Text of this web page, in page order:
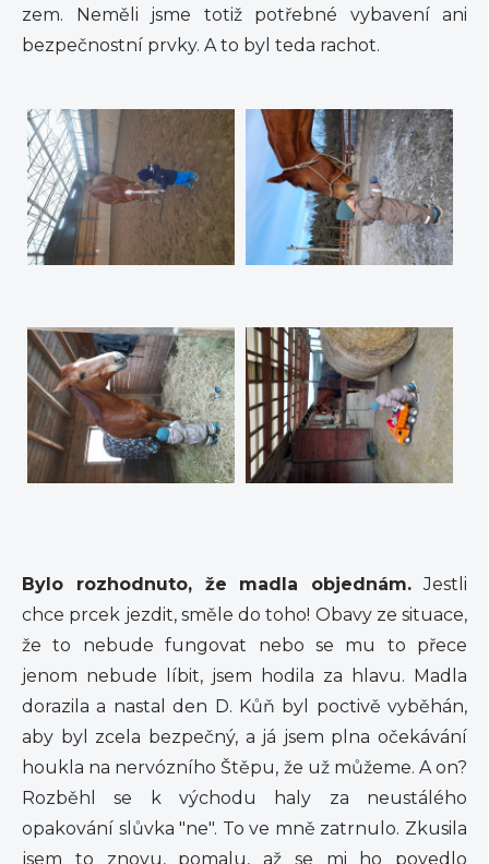
zem. Neměli jsme totiž potřebné vybavení ani
bezpečnostní prvky. A to byl teda rachot.
Bylo rozhodnuto, že madla objednám. Jestli
chce prcek jezdit, směle do toho! Obavy ze situace,
že to nebude fungovat nebo se mu to přece
jenom nebude líbit, jsem hodila za hlavu. Madla
dorazila a nastal den D. Kůň byl poctivě vyběhán,
aby byl zcela bezpečný, a já jsem plna očekávání
houkla na nervózního Štěpu, že už můžeme. A on?
Rozběhl se k východu haly za neustálého
opakování slůvka "ne". To ve mně zatrnulo. Zkusila
jsem to znovu, pomalu, až se mi ho povedlo